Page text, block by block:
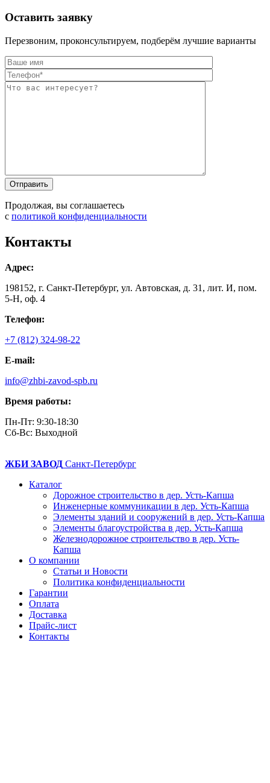
Оставить заявку
Перезвоним, проконсультируем, подберём лучшие варианты
Продолжая, вы соглашаетесь
с политикой конфиденциальности
Контакты
Адрес:
198152, г. Санкт-Петербург, ул. Автовская, д. 31, лит. И, пом.
5-Н, оф. 4
Телефон:
+7 (812) 324-98-22
E-mail:
info@zhbi-zavod-spb.ru
Время работы:
Пн-Пт: 9:30-18:30
Cб-Вс: Выходной
ЖБИ ЗАВОД Санкт-Петербург
Каталог
Дорожное строительство в дер. Усть-Капша
Инженерные коммуникации в дер. Усть-Капша
Элементы зданий и сооружений в дер. Усть-Капша
Элементы благоустройства в дер. Усть-Капша
Железнодорожное строительство в дер. Усть-
Капша
О компании
Статьи и Новости
Политика конфиденциальности
Гарантии
Оплата
Доставка
Прайс-лист
Контакты